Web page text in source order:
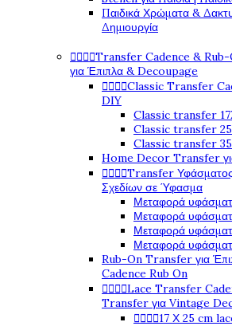
Παιδικά Χρώματα &
Δημιουργία
Transfer Cadence & Rub-
για Έπιπλα & Decoupage
Classic Transfer
DIY
Classic transfer
Classic transfer
Classic transfer
Home Decor Transfer
Transfer
Σχεδίων σε Ύφασμα
Μεταφορά
Μεταφορά
Μεταφορά
Μεταφορά
Rub-On Transfer για
Cadence Rub On
Lace Transfer
Transfer για Vintage
17 Χ 25 cm